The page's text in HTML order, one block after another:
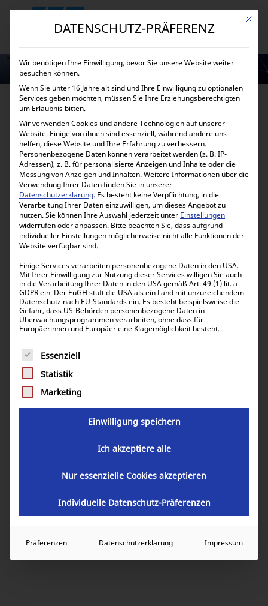
WILLKOMMEN BEI SET
STANGE
ENERGIETECHNIK GMBH
SET Stange Energietechnik GmbHbietet Ihnen
eine umfassende Palette an Energielösungen,
die moderne Technologie und Effizienz
vereinen. Unser Online-Shop ist Ihr Ziel für
eine Vielzahl von Produkten, die alle Ihre
Energieanforderungen erfüllen.
Mit
DATENSCHUTZ-PRÄFERENZ
Wir benötigen Ihre Einwilligung, bevor Sie unsere Website weiter
besuchen können.
Wenn Sie unter 16 Jahre alt sind und Ihre Einwilligung zu optionalen
Services geben möchten, müssen Sie Ihre Erziehungsberechtigten
um Erlaubnis bitten.
Wir verwenden Cookies und andere Technologien auf unserer
Website. Einige von ihnen sind essenziell, während andere uns
helfen, diese Website und Ihre Erfahrung zu verbessern.
Personenbezogene Daten können verarbeitet werden (z. B. IP-
Adressen), z. B. für personalisierte Anzeigen und Inhalte oder die
Messung von Anzeigen und Inhalten.Weitere Informationen über die
Verwendung Ihrer Daten finden Sie in unserer
Datenschutzerklärung. Es besteht keine Verpflichtung, in die
Verarbeitung Ihrer Daten einzuwilligen, um dieses Angebot zu
nutzen.Sie können Ihre Auswahl jederzeit unter Einstellungen
widerrufen oder anpassen. Bitte beachten Sie, dass aufgrund
individueller Einstellungen möglicherweise nicht alle Funktionen der
Website verfügbar sind.
Einige Services verarbeiten personenbezogene Daten in den USA.
Mit Ihrer Einwilligung zur Nutzung dieser Services willigen Sie auch
in die Verarbeitung Ihrer Daten in den USA gemäß Art. 49 (1) lit. a
GDPR ein. Der EuGH stuft die USA als ein Land mit unzureichendem
Datenschutz nach EU-Standards ein. Es besteht beispielsweise die
Gefahr, dass US-Behörden personenbezogene Daten in
Überwachungsprogrammen verarbeiten, ohne dass für
Europäerinnen und Europäer eine Klagemöglichkeit besteht.
Es folgt eine Liste der Service-Gruppen, für die eine
Essenziell
Statistik
Marketing
Einwilligung speichern
Ich akzeptiere alle
Nur essenzielle Cookies akzeptieren
Individuelle Datenschutz-Präferenzen
Präferenzen Datenschutzerklärung Impressum